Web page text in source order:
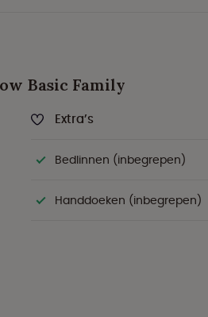
Basic Family
Extra’s
Bedlinnen (inbegrepen)
Handdoeken (inbegrepen)